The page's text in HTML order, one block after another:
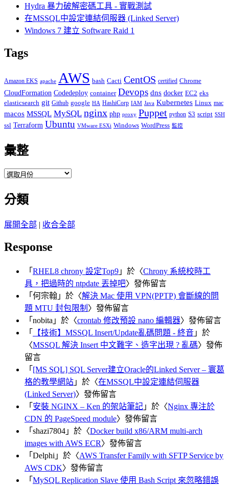
Hydra 暴力破解密碼工具 - 實戰測試
在MSSQL中設定連結伺服器 (Linked Server)
Windows 7 建立 Software Raid 1
Tags
Amazon EKS apache AWS bash Cacti CentOS certified Chrome
CloudFormation Codedeploy container Devops dns docker EC2 eks
elasticsearch git Github google HA HashiCorp IAM Java Kubernetes Linux mac
macos MSSQL MySQL nginx php proxy Puppet python S3 script SSH
ssl Terraform Ubuntu VMware ESXi Windows WordPress 監控
彙整
彙
分類
展開全部 | 收合全部
Response
「 RHEL8 chrony 設定Top9 」於〈Chrony 系統校時工
具，把過時的 ntpdate 丟掉吧〉發佈留言
「 何宗翰 」於〈解決 Mac 使用 VPN(PPTP) 會斷線的問
題 MTU 封包限制 〉發佈留言
「 nobita 」於〈crontab 修改預設 nano 編輯器〉發佈留言
「
【技術】MSSQL Insert/Update亂碼問題 - 終音 」於
〈MSSQL 解決 Insert 中文難字、造字出現 ? 亂碼〉發佈
留言
「 [MS SQL] SQL Server建立Oracle的Linked Server – 寰葛
格的教學網站 」於〈在MSSQL中設定連結伺服器
(Linked Server)〉發佈留言
「 安裝 NGINX – Ken 的架站筆記 」於〈Nginx 專注於
CDN 的 PageSpeed module〉發佈留言
「 shazi7804 」於〈Docker build x86/ARM multi-arch
images with AWS ECR〉發佈留言
「 Delphi 」於〈AWS Transfer Family with SFTP Service by
AWS CDK〉發佈留言
「 MySQL Replication Slave 使用 Bash Script 來忽略錯誤